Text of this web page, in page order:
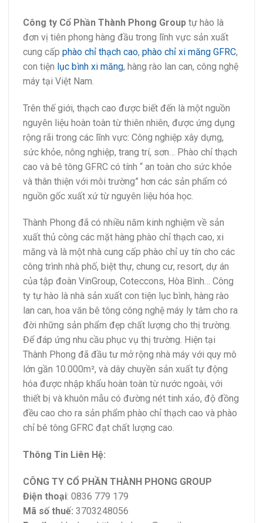
Công ty Cổ Phần Thành Phong Group tự hào là
đơn vị tiên phong hàng đầu trong lĩnh vực sản xuất
cung cấp phào chỉ thạch cao, phào chỉ xi măng GFRC,
con tiện lục bình xi măng, hàng rào lan can, công nghệ
máy tại Việt Nam.
Trên thế giới, thạch cao được biết đến là một nguồn
nguyên liệu hoàn toàn từ thiên nhiên, được ứng dụng
rộng rãi trong các lĩnh vực: Công nghiệp xây dựng,
sức khỏe, nông nghiệp, trang trí, sơn… Phào chỉ thạch
cao và bê tông GFRC có tính “ an toàn cho sức khỏe
và thân thiện với môi trường” hơn các sản phẩm có
nguồn gốc xuất xứ từ nguyên liệu hóa học.
Thành Phong đã có nhiều năm kinh nghiệm về sản
xuất thủ công các mặt hàng phào chỉ thạch cao, xi
măng và là một nhà cung cấp phào chỉ uy tín cho các
công trình nhà phố, biệt thự, chung cư, resort, dự án
của tập đoàn VinGroup, Coteccons, Hòa Bình… Công
ty tự hào là nhà sản xuất con tiện lục bình, hàng rào
lan can, hoa văn bê tông công nghệ máy ly tâm cho ra
đời những sản phẩm đẹp chất lượng cho thị trường.
Để đáp ứng nhu cầu phục vụ thị trường. Hiện tại
Thành Phong đã đầu tư mở rộng nhà máy với quy mô
lớn gần 10.000m², và dây chuyền sản xuất tự động
hóa được nhập khẩu hoàn toàn từ nước ngoài, với
thiết bị và khuôn mẫu có đường nét tinh xảo, độ đồng
đều cao cho ra sản phẩm phào chỉ thạch cao và phào
chỉ bê tông GFRC đạt chất lượng cao.
Thông Tin Liên Hệ:
CÔNG TY CỔ PHẦN THÀNH PHONG GROUP
Điện thoại: 0836 779 179
Mã số thuế: 3703248056